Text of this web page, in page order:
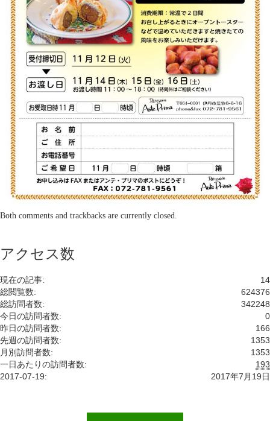
Both comments and trackbacks are currently closed.
アクセス数
14
現在の記事:
624376
総閲覧数:
342248
総訪問者数:
0
今日の訪問者数:
166
昨日の訪問者数:
1353
先週の訪問者数:
1353
月別訪問者数:
193
一日あたりの訪問者数:
2017年7月19日
2017-07-19: